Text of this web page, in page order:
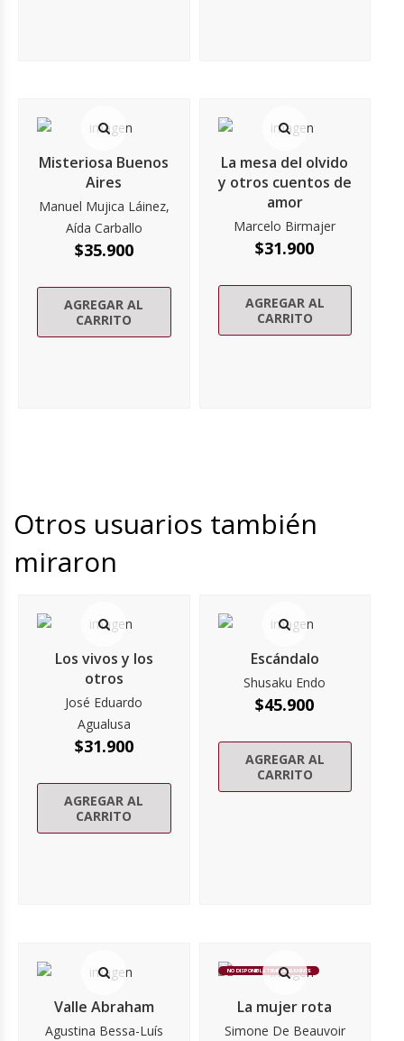
Misteriosa Buenos
Aires
Manuel Mujica Láinez,
Aída Carballo
$35.900
AGREGAR AL
CARRITO
La mesa del olvido
y otros cuentos de
amor
Marcelo Birmajer
$31.900
AGREGAR AL
CARRITO
Otros usuarios también
miraron
Los vivos y los
otros
José Eduardo
Agualusa
$31.900
AGREGAR AL
CARRITO
Escándalo
Shusaku Endo
$45.900
AGREGAR AL
CARRITO
Valle Abraham
Agustina Bessa-Luís
NO DISPONIBLE TEMPORALMENTE
La mujer rota
Simone De Beauvoir